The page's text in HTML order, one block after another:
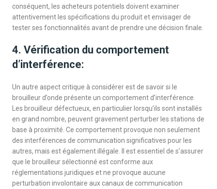
conséquent, les acheteurs potentiels doivent examiner
attentivement les spécifications du produit et envisager de
tester ses fonctionnalités avant de prendre une décision finale.
4. Vérification du comportement
d’interférence:
Un autre aspect critique à considérer est de savoir si le
brouilleur d’onde présente un comportement d’interférence.
Les brouilleur défectueux, en particulier lorsqu’ils sont installés
en grand nombre, peuvent gravement perturber les stations de
base à proximité. Ce comportement provoque non seulement
des interférences de communication significatives pour les
autres, mais est également illégale. Il est essentiel de s’assurer
que le brouilleur sélectionné est conforme aux
réglementations juridiques et ne provoque aucune
perturbation involontaire aux canaux de communication